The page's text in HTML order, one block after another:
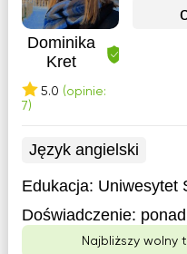
Dominika
Kret
5.0 (opinie:
7)
Język angielski
Edukacja: Uniwesytet
Doświadczenie:
Najbliższy wolny